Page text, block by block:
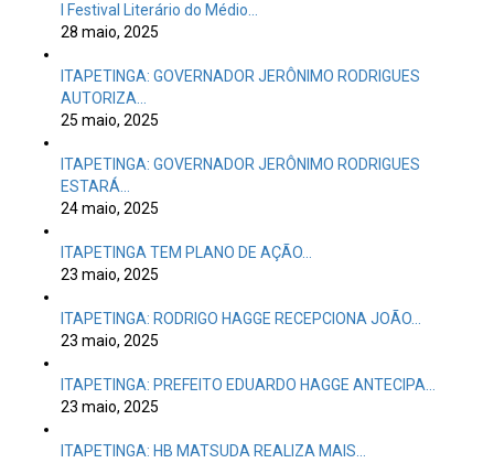
I Festival Literário do Médio…
28 maio, 2025
ITAPETINGA: GOVERNADOR JERÔNIMO RODRIGUES
AUTORIZA…
25 maio, 2025
ITAPETINGA: GOVERNADOR JERÔNIMO RODRIGUES
ESTARÁ…
24 maio, 2025
ITAPETINGA TEM PLANO DE AÇÃO…
23 maio, 2025
ITAPETINGA: RODRIGO HAGGE RECEPCIONA JOÃO…
23 maio, 2025
ITAPETINGA: PREFEITO EDUARDO HAGGE ANTECIPA…
23 maio, 2025
ITAPETINGA: HB MATSUDA REALIZA MAIS…